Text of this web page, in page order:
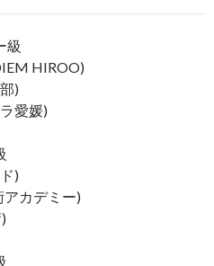
級
HIROO)
)
愛媛)
)
カデミー)